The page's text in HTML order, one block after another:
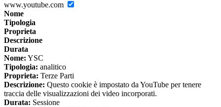
www.youtube.com
Nome
Tipologia
Proprieta
Descrizione
Durata
Nome: YSC
Tipologia: analitico
Proprieta: Terze Parti
Descrizione: Questo cookie è impostato da YouTube per tenere
traccia delle visualizzazioni dei video incorporati.
Durata: Sessione